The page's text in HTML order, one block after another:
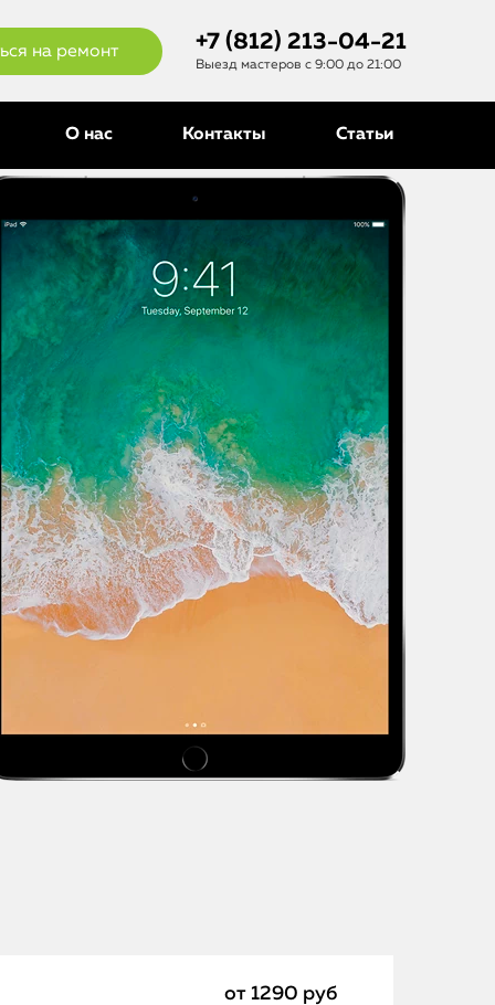
на ремонт +7 (812) 213-04-21
Выезд мастеров с 9:00 до 21:00
О нас Контакты Статьи
от 1290 руб